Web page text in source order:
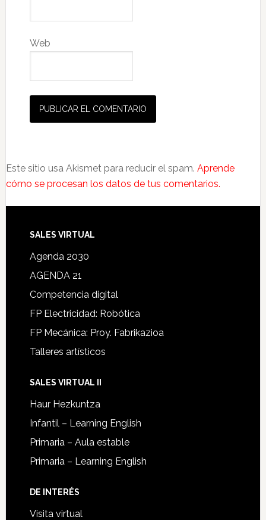
Web
Este sitio usa Akismet para reducir el spam. Aprende
cómo se procesan los datos de tus comentarios.
SALES VIRTUAL
Agenda 2030
AGENDA 21
Competencia digital
FP Electricidad: Robótica
FP Mecánica: Proy. Fabrikazioa
Talleres artísticos
SALES VIRTUAL II
Haur Hezkuntza
Infantil – Learning English
Primaria – Aula estable
Primaria – Learning English
DE INTERÉS
Visita virtual